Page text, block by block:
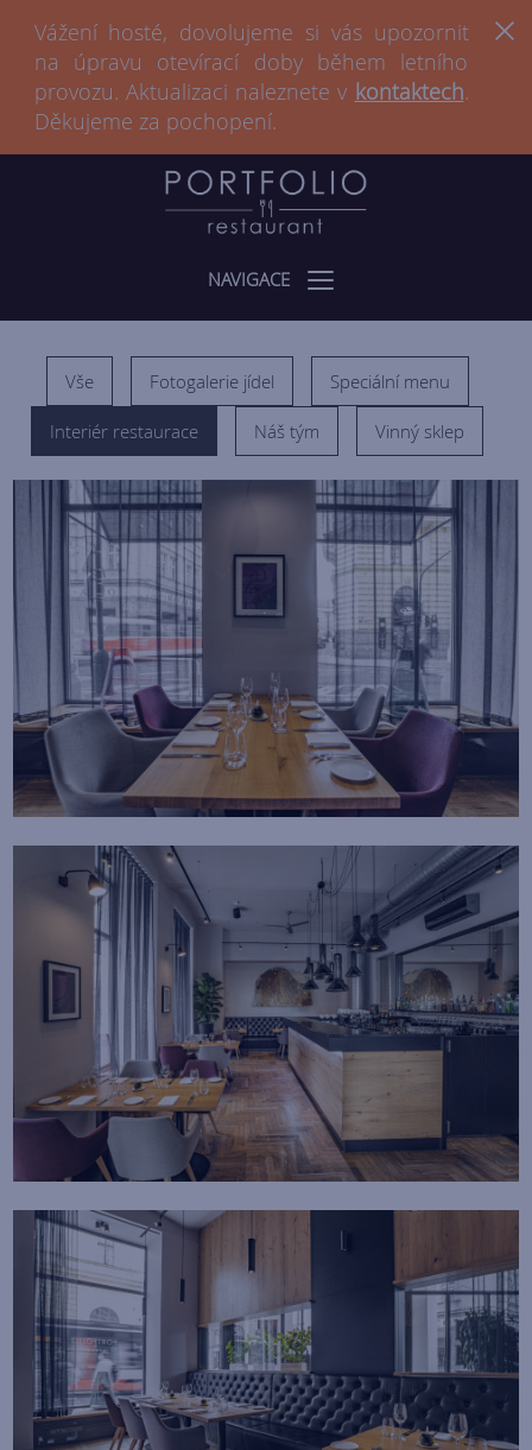
Vážení hosté, dovolujeme si vás upozornit
na úpravu otevírací doby během letního
provozu. Aktualizaci naleznete v kontaktech.
Děkujeme za pochopení.
NAVIGACE
Vše Fotogalerie jídel Speciální menu
Interiér restaurace Náš tým Vinný sklep